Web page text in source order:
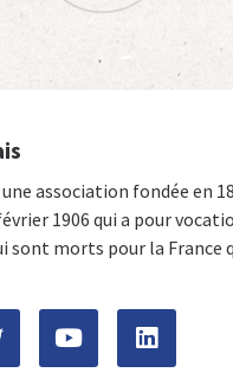
association fondée en
1906 qui a pour
sont morts pour la France